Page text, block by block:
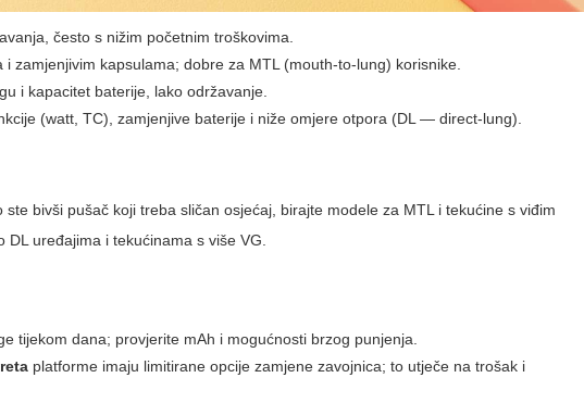
često s nižim početnim troškovima.
kapsulama; dobre za MTL (mouth-to-lung) korisnike.
i kapacitet baterije, lako održavanje.
(watt, TC), zamjenjive baterije i niže omjere otpora (DL — direct-lung).
bivši pušač koji treba sličan osjećaj, birajte modele za MTL i tekućine s viđim
uređajima i tekućinama s više VG.
tijekom dana; provjerite mAh i mogućnosti brzog punjenja.
platforme imaju limitirane opcije zamjene zavojnica; to utječe na trošak i